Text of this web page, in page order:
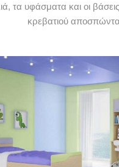
τα υφάσματα και οι
κρεβατιού